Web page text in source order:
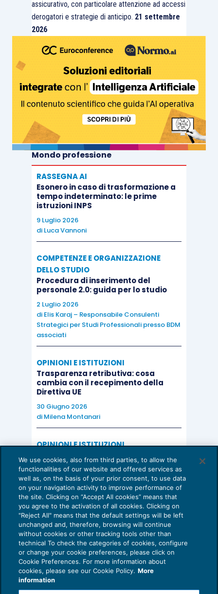
assicurativo, con particolare attenzione ad accessi
derogatori e strategie di anticipo. 21 settembre
2026
Mondo professione
RASSEGNA AI
Esonero in caso di trasformazione a
tempo indeterminato: le prime
istruzioni INPS
9 Luglio 2026
di Luca Vannoni
COMPETENZE E ORGANIZZAZIONE
DELLO STUDIO
Procedura di inserimento del
personale 2.0: guida per lo studio
2 Luglio 2026
di Elis Karaj – Responsabile Consulenti
Strategici per Studi Professionali presso BDM
associati
OPINIONI E ISTITUZIONI
Trasparenza retributiva: cosa
cambia con il recepimento della
Direttiva UE
30 Giugno 2026
di Milena Montanari
OPINIONI E ISTITUZIONI
Valorizzare il potenziale dello Studio:
una riflessione sul futuro della
consulenza del lavoro
15 Giugno 2026
di Milena Montanari
Privacy Policy
Cookie Policy
We use cookies, also from third parties, to allow the
functionalities of our website and offered services as
well as, on the basis of your prior consent, to use data
on your navigation activity to improve performance of
the site. Clicking on “Accept All cookies” means that
you agree to the activation of all cookies. Clicking on
"Reject All" means that the default settings will be left
unchanged and, therefore, browsing will continue
without cookies or other tracking tools other than
technical To check the categories of cookies, configure
or change your cookie preferences, please click on
Cookie Preferences. For more information about
cookies, please see our Cookie Policy. More
information